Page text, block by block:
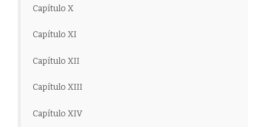
Capítulo X
Capítulo XI
Capítulo XII
Capítulo XIII
Capítulo XIV